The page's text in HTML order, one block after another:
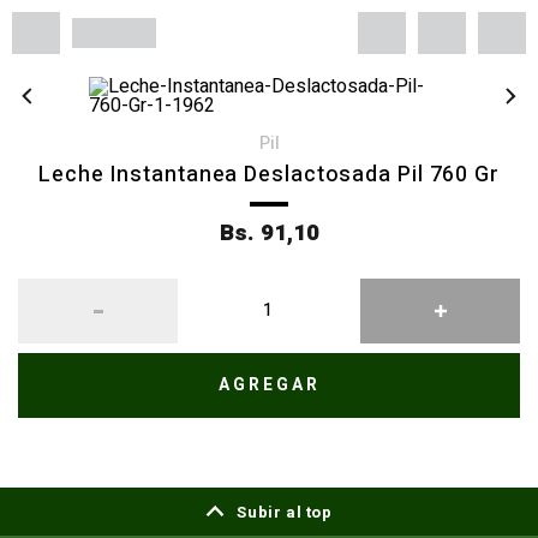
pil
Leche Instantanea Deslactosada Pil 760 Gr
Bs. 91,10
AGREGAR
Subir al top